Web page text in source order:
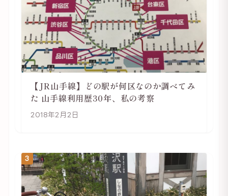
【JR山手線】どの駅が何区なのか調べてみ
た 山手線利用歴30年、私の考察
2018年2月2日
3